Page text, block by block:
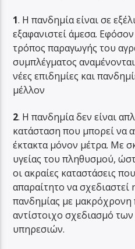
1. Η πανδημία είναι σε
εξαφανιστεί άμεσα.
τρόπος παραγωγής του
συμπλέγματος
νέες επιδημίες και
μέλλον
2. Η πανδημία δεν είναι
κατάσταση που μπορεί να
έκτακτα μόνον μέτρα. Με
υγείας του πληθυσμού,
οι ακραίες καταστάσεις
απαραίτητο να σχεδιαστεί
πανδημίας με μακρόχρονη
αντίστοιχο σχεδιασμό
υπηρεσιών.